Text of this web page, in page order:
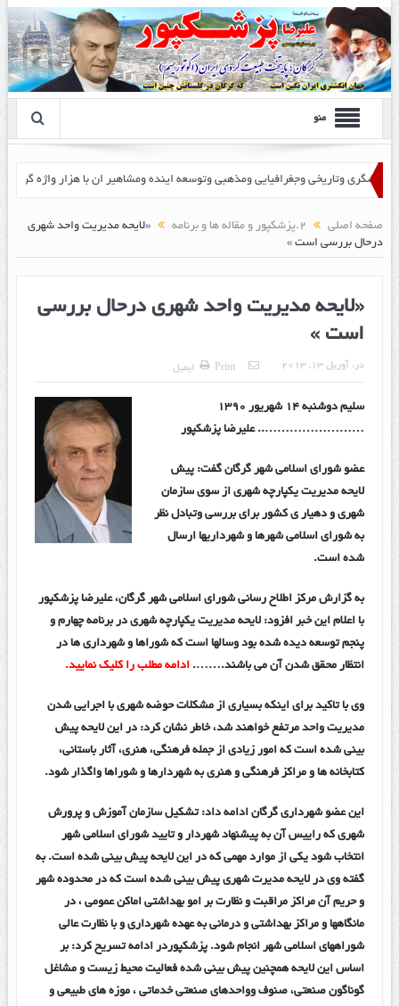
منو
صفحه اصلی
2.پزشکپور و مقاله ها و برنامه
«لایحه مدیریت واحد شهری
درحال بررسی است »
«لایحه مدیریت واحد شهری درحال بررسی
است »
در: آوریل 13, 2013 Print ایمیل
سلیم دوشنبه ۱۴ شهریور ۱۳۹۰
…………………….. علیرضا پزشکپور
عضو شورای اسلامی شهر گرگان گفت: پیش
لایحه مدیریت یکپارچه شهری از سوی سازمان
شهری و دهیار ی کشور برای بررسی وتبادل نظر
به شورای اسلامی شهرها و شهرداریها ارسال
شده است.
به گزارش مرکز اطلاح رسانی شورای اسلامی شهر گرگان، علیرضا پزشکپور
با اعلام این خبر افزود: لایحه مدیریت یکپارچه شهری در برنامه چهارم و
پنجم توسعه دیده شده بود وسالها است که شوراها و شهرداری ها در
انتظار محقق شدن آن می باشند.……. ادامه مطلب را کلیک نمایید.
وی با تاکید برای اینکه بسیاری از مشکلات حوضه شهری با اجرایی شدن
مدیریت واحد مرتفع خواهند شد، خاطر نشان کرد: در این لایحه پیش
بینی شده است که امور زیادی از جمله فرهنگی، هنری، آثار باستانی،
کتابخانه ها و مراکز فرهنگی و هنری به شهردارها و شوراها واگذار شود.
این عضو شهرداری گرگان ادامه داد: تشکیل سازمان آموزش و پرورش
شهری که راییس آن به پیشنهاد شهردار و تایید شورای اسلامی شهر
انتخاب شود یکی از موارد مهمی که در این لایحه پیش بینی شده است. به
گفته وی در لایحه مدیرت شهری پیش بینی شده است که در محدوده شهر
و حریم آن مراکز مراقبت و نظارت بر امو بهداشتی اماکن عمومی ، در
مانگاهها و مراکز بهداشتی و درمانی به عهده شهرداری و با نظارت عالی
شوراههای اسلامی شهر انجام شود. پزشکپوردر ادامه تسریح کرد: بر
اساس این لایحه همچنین پیش بینی شده فعالیت محیط زیست و مشاغل
گوناگون صنعتی، صنوف وواحدهای صنعتی خدماتی ، موزه های طبیعی و